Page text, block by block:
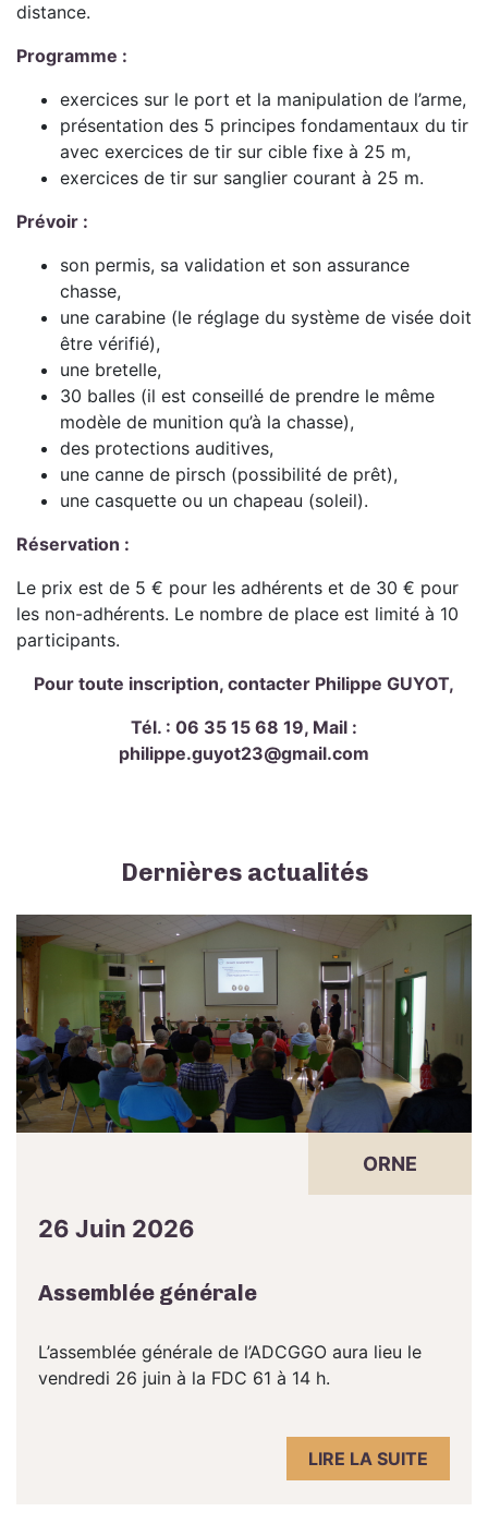
distance.
Programme :
exercices sur le port et la manipulation de l’arme,
présentation des 5 principes fondamentaux du tir
avec exercices de tir sur cible fixe à 25 m,
exercices de tir sur sanglier courant à 25 m.
Prévoir :
son permis, sa validation et son assurance
chasse,
une carabine (le réglage du système de visée doit
être vérifié),
une bretelle,
30 balles (il est conseillé de prendre le même
modèle de munition qu’à la chasse),
des protections auditives,
une canne de pirsch (possibilité de prêt),
une casquette ou un chapeau (soleil).
Réservation :
Le prix est de 5 € pour les adhérents et de 30 € pour
les non-adhérents. Le nombre de place est limité à 10
participants.
Pour toute inscription, contacter Philippe GUYOT,
Tél. : 06 35 15 68 19, Mail :
philippe.guyot23@gmail.com
Dernières actualités
ORNE
26 Juin 2026
Assemblée générale
L’assemblée générale de l’ADCGGO aura lieu le
vendredi 26 juin à la FDC 61 à 14 h.
LIRE LA SUITE